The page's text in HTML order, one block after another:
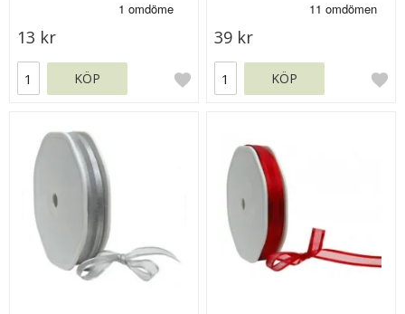
13 kr
KÖP
39 kr
KÖP